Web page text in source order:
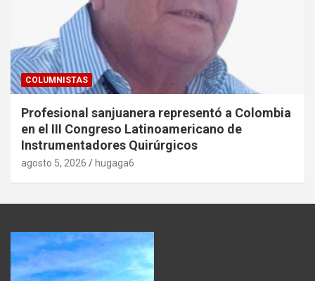
COLUMNISTAS
Profesional sanjuanera representó a Colombia
en el III Congreso Latinoamericano de
Instrumentadores Quirúrgicos
agosto 5, 2026 hugaga6